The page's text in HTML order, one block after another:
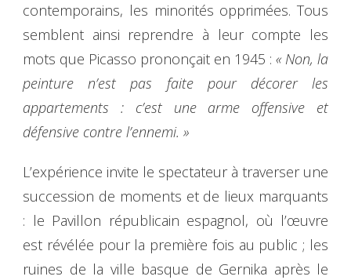
contemporains, les minorités opprimées. Tous
semblent ainsi reprendre à leur compte les
mots que Picasso prononçait en 1945 : « Non, la
peinture n’est pas faite pour décorer les
appartements : c’est une arme offensive et
défensive contre l’ennemi. »
L’expérience invite le spectateur à traverser une
succession de moments et de lieux marquants
: le Pavillon républicain espagnol, où l’œuvre
est révélée pour la première fois au public ; les
ruines de la ville basque de Gernika après le